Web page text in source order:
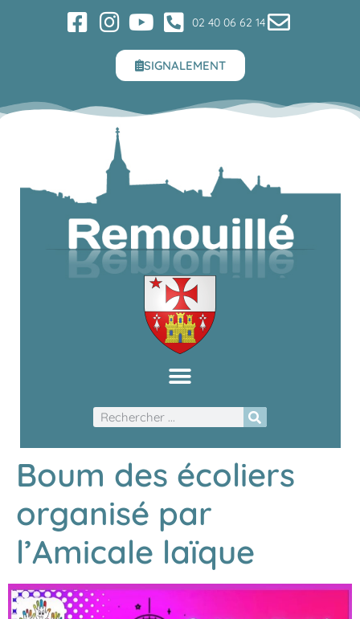
02 40 06 62 14
SIGNALEMENT
Boum des écoliers
organisé par
l’Amicale laïque